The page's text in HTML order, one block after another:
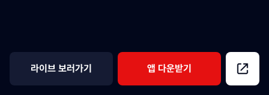
라이브 보러가기 앱 다운받기